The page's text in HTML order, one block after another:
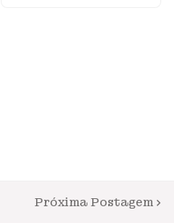
Próxima Postagem